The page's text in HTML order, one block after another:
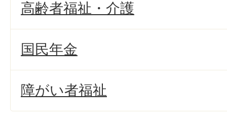
高齢者福祉・介護
国民年金
障がい者福祉